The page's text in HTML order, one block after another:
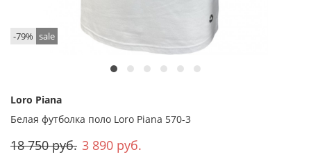
-79% sale
Loro Piana
Белая футболка поло Loro Piana 570-3
18 750 руб. 3 890 руб.